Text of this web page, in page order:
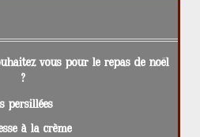
vous pour le repas de noël
?
persillées
à la crème